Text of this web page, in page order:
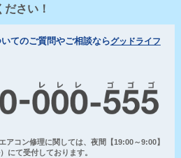
ださい！
てのご質問やご相談ならグッドライフ
コン修理に関しては、夜間【19:00～9:00】
にて受付しております。